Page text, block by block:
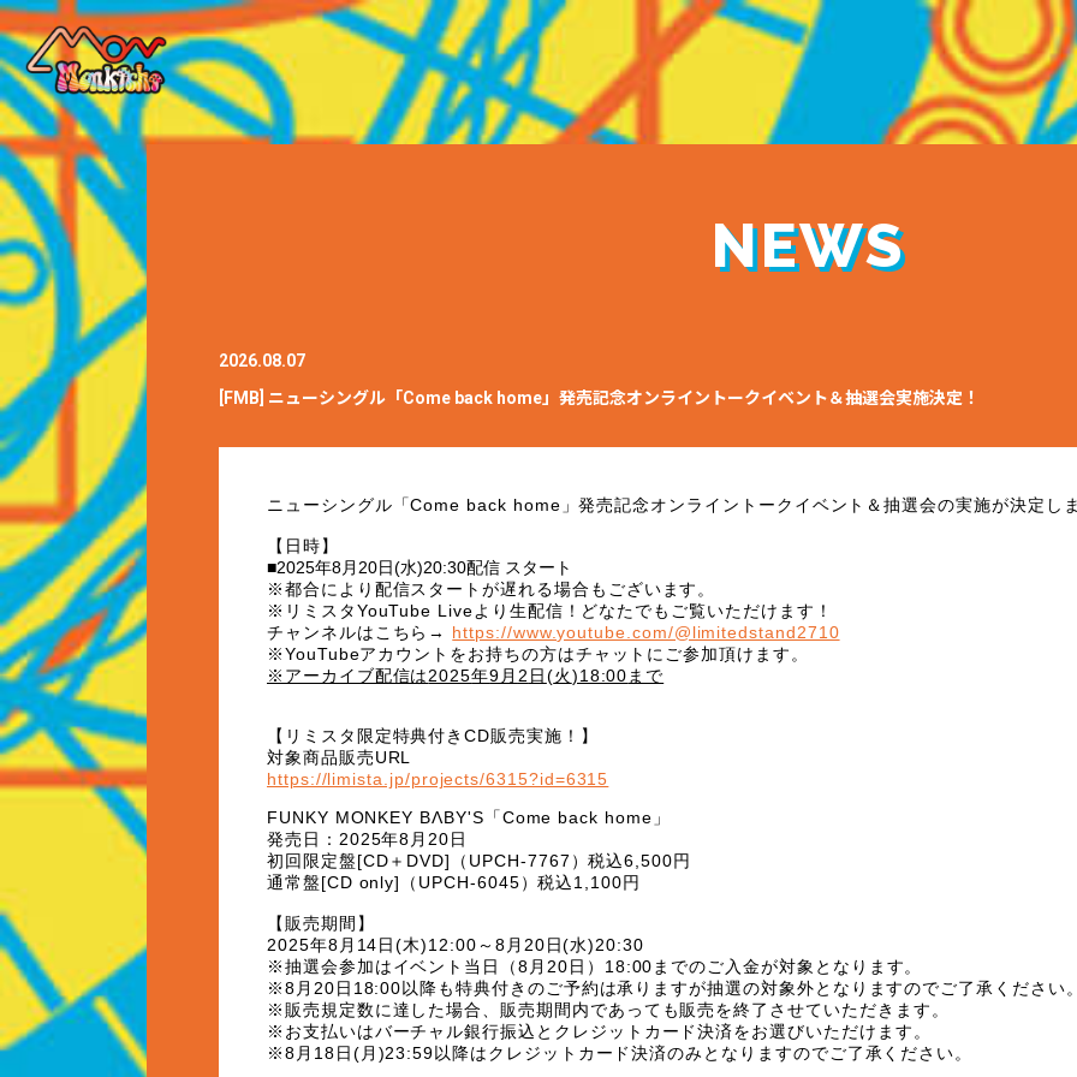
NEWS
2026.08.07
[FMB] ニューシングル「Come back home」発売記念オンライントークイベント＆抽選会実施決定！
ニューシングル「Come back home 」発売記念オンライントークイベント＆抽選会の実施が決定し
【日時】
■2025年8月20日(水)20:30配信 スタート
※都合により配信スタートが遅れる場合もございます。
※リミスタYouTube Liveより生配信！どなたでもご覧いただけます！
チャンネルはこちら→
https://www.youtube.com/@limitedstand2710
※YouTubeアカウントをお持ちの方はチャットにご参加頂けます。
※アーカイブ配信は2025年9 月 2 日(火)18:00 まで
【 リミスタ限定特典付きCD販売実施！ 】
対象商品販売URL
https://limista.jp/projects/6315?id=6315
FUNKY MONKEY BΛBY'S 「Come back home 」
発売日： 2025年8 月 20日
初回限定盤[CD＋ DVD] （ UPCH-7767 ）税込6,500円
通常盤[CD only] （ UPCH-6045）税込1,100円
【販売期間】
2025年8 月 14日(木)12:00 ～ 8 月 20日(水)20:30
※抽選会参加はイベント当日（8 月 20日） 18:00 までのご入金が対象となります。
※8 月 20日 18:00以降も特典付きのご予約は承りますが抽選の対象外となりますのでご了承ください
※販売規定数に達した場合、販売期間内であっても販売を終了させていただきます。
※お支払いはバーチャル銀行振込とクレジットカード決済をお選びいただけます。
※8 月 18日( 月 )23:59以降はクレジットカード決済のみとなりますのでご了承ください。